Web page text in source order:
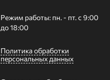
Режим работы: пн. - пт. с 9:00
до 18:00
Политика обработки
персональных данных